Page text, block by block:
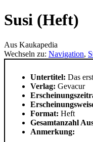
Susi (Heft)
Aus Kaukapedia
Wechseln zu: Navigation,
Untertitel: Das
Verlag: Gevacur
Format: Heft
Gesamtanzahl
Anmerkung: